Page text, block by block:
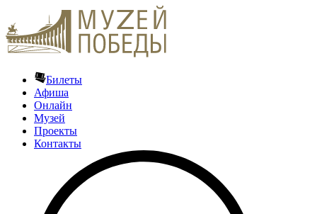
Билеты
Афиша
Онлайн
Музей
Проекты
Контакты